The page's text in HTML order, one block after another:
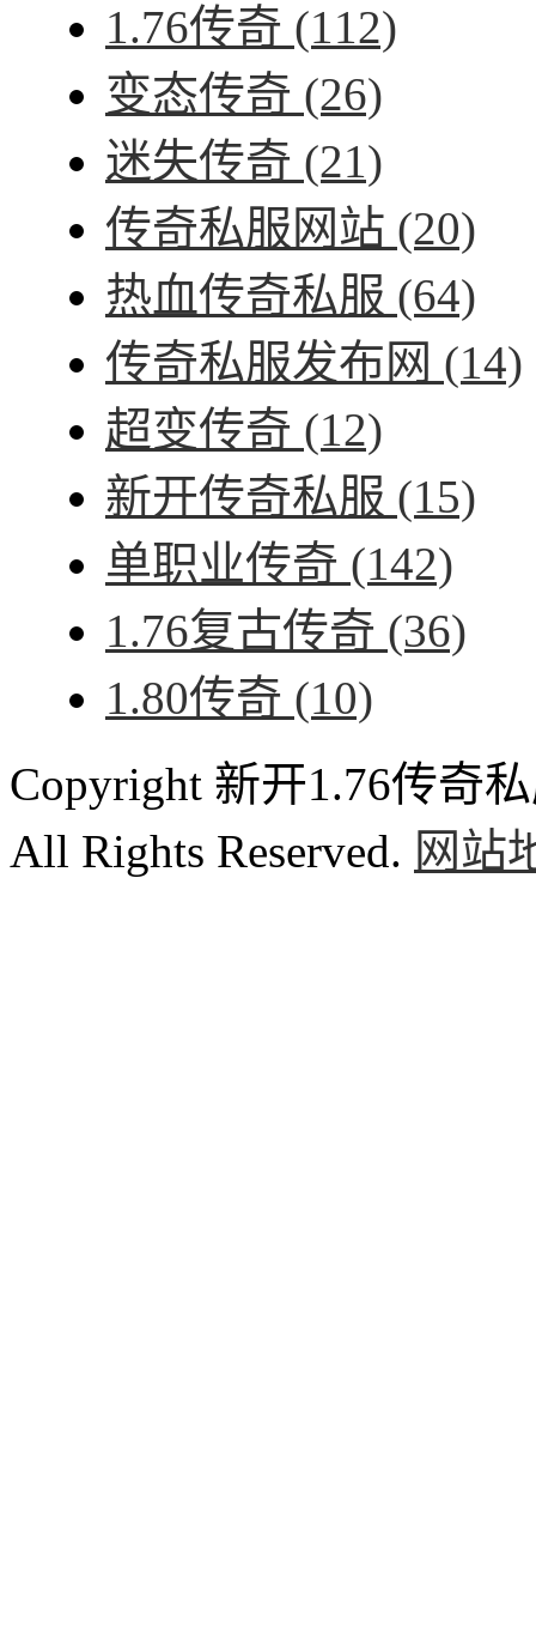
1.76传奇 (112)
变态传奇 (26)
迷失传奇 (21)
传奇私服网站 (20)
热血传奇私服 (64)
传奇私服发布网 (14)
超变传奇 (12)
新开传奇私服 (15)
单职业传奇 (142)
1.76复古传奇 (36)
1.80传奇 (10)
Copyright 新开1.76传奇
All Rights Reserved. 网站